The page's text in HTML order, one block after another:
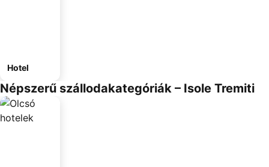
Hotel
Népszerű szállodakategóriák – Isole Tremiti